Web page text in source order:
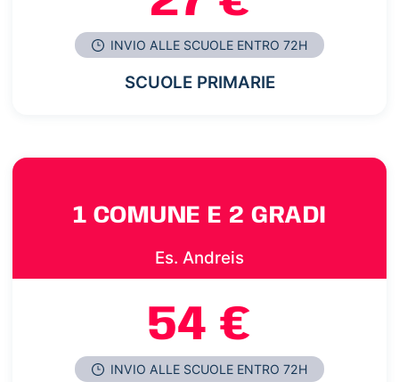
INVIO ALLE SCUOLE ENTRO 72H
SCUOLE PRIMARIE
1 COMUNE E 2 GRADI
Es. Andreis
54 €
INVIO ALLE SCUOLE ENTRO 72H